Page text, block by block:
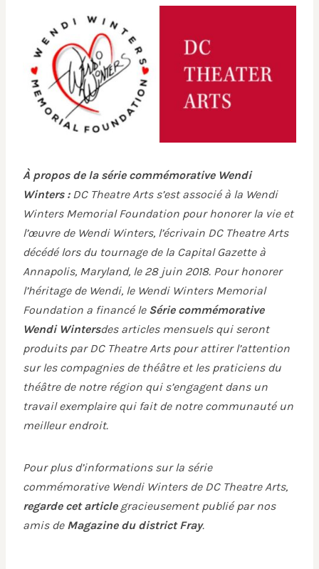
À propos de la série commémorative Wendi
Winters : DC Theatre Arts s’est associé à la Wendi
Winters Memorial Foundation pour honorer la vie et
l’œuvre de Wendi Winters, l’écrivain DC Theatre Arts
décédé lors du tournage de la Capital Gazette à
Annapolis, Maryland, le 28 juin 2018. Pour honorer
l’héritage de Wendi, le Wendi Winters Memorial
Foundation a financé le Série commémorative
Wendi Wintersdes articles mensuels qui seront
produits par DC Theatre Arts pour attirer l’attention
sur les compagnies de théâtre et les praticiens du
théâtre de notre région qui s’engagent dans un
travail exemplaire qui fait de notre communauté un
meilleur endroit.
Pour plus d’informations sur la série
commémorative Wendi Winters de DC Theatre Arts,
regarde cet articlegracieusement publié par nos
amis de Magazine du district Fray.